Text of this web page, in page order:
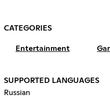
CATEGORIES
Entertainment
SUPPORTED LANGUAGES
Russian